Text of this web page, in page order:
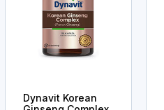
Dynavit Korean